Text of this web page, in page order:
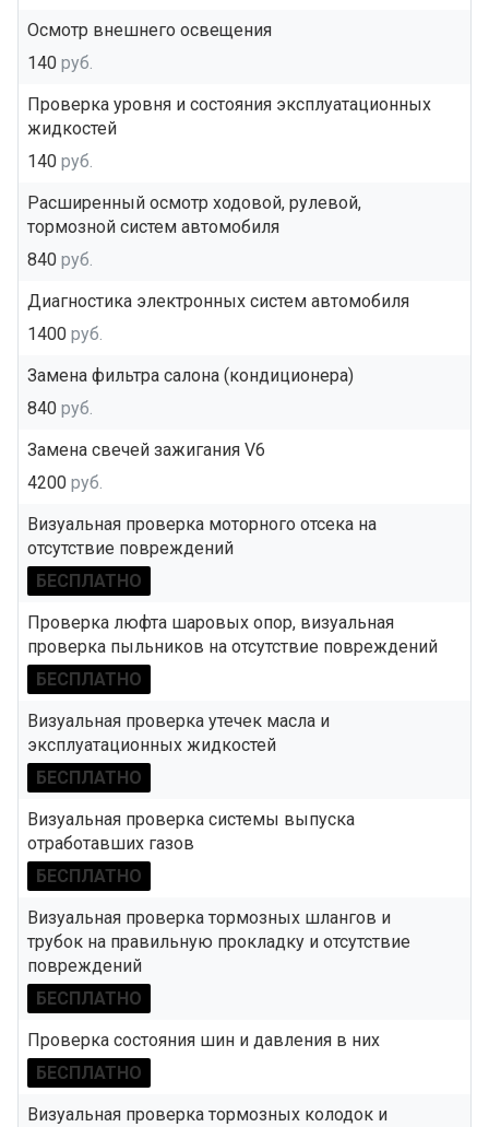
Осмотр внешнего освещения
140 руб.
Проверка уровня и состояния эксплуатационных
жидкостей
140 руб.
Расширенный осмотр ходовой, рулевой,
тормозной систем автомобиля
840 руб.
Диагностика электронных систем автомобиля
1400 руб.
Замена фильтра салона (кондиционера)
840 руб.
Замена свечей зажигания V6
4200 руб.
Визуальная проверка моторного отсека на
отсутствие повреждений
БЕСПЛАТНО
Проверка люфта шаровых опор, визуальная
проверка пыльников на отсутствие повреждений
БЕСПЛАТНО
Визуальная проверка утечек масла и
эксплуатационных жидкостей
БЕСПЛАТНО
Визуальная проверка системы выпуска
отработавших газов
БЕСПЛАТНО
Визуальная проверка тормозных шлангов и
трубок на правильную прокладку и отсутствие
повреждений
БЕСПЛАТНО
Проверка состояния шин и давления в них
БЕСПЛАТНО
Визуальная проверка тормозных колодок и